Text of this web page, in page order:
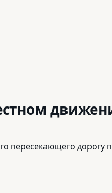
дорогу